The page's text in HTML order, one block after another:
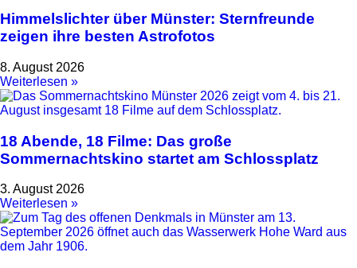
Himmelslichter über Münster: Sternfreunde
zeigen ihre besten Astrofotos
8. August 2026
Weiterlesen »
18 Abende, 18 Filme: Das große
Sommernachtskino startet am Schlossplatz
3. August 2026
Weiterlesen »